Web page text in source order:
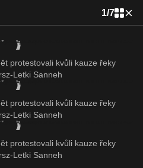
1/7
protestovali kvůli kauze řeky
Letki Sanneh
protestovali kvůli kauze řeky
Letki Sanneh
protestovali kvůli kauze řeky
Letki Sanneh